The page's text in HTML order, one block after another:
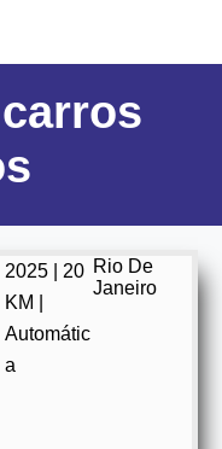
2025 | 20
KM |
Automátic
a
Rio De
Janeiro